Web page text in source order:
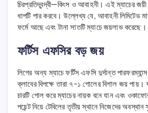
চিরপ্রতিদ্বন্দ্বী—কিংস ও আবাহনী। এই ম্যাচের
ধাপটি পার করবে। উল্লেখ্য যে, আবাহনী লিমিটেড
ফর্মে আছে এবং টানা সাতটি ম্যাচে জয়লাভ করেছে।
ফর্টিস এফসির বড় জয়
লিগের অন্য ম্যাচে ফর্টিস এফসি দুর্দান্ত
ক্লাবের বিপক্ষে তারা ৭-১ গোলের বিশাল জয়
চারটি গোল করে ম্যাচের নায়ক বনে যান এবং
পয়েন্ট নিয়ে টেবিলের তৃতীয় স্থানে নিজেদের